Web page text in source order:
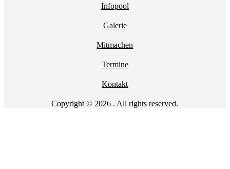
Infopool
Galerie
Mitmachen
Termine
Kontakt
Copyright © 2026 . All rights reserved.